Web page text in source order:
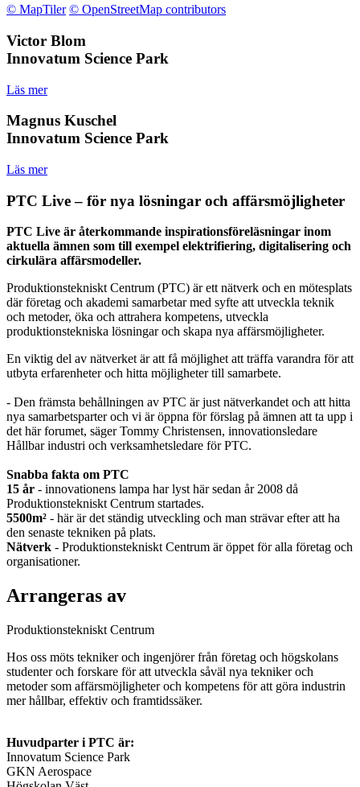
© MapTiler © OpenStreetMap contributors
Victor Blom
Innovatum Science Park
Läs mer
Magnus Kuschel
Innovatum Science Park
Läs mer
PTC Live – för nya lösningar och affärsmöjligheter
PTC Live är återkommande inspirationsföreläsningar inom
aktuella ämnen som till exempel elektrifiering, digitalisering och
cirkulära affärsmodeller.
Produktionstekniskt Centrum (PTC) är ett nätverk och en mötesplats
där företag och akademi samarbetar med syfte att utveckla teknik
och metoder, öka och attrahera kompetens, utveckla
produktionstekniska lösningar och skapa nya affärsmöjligheter.
En viktig del av nätverket är att få möjlighet att träffa varandra för att
utbyta erfarenheter och hitta möjligheter till samarbete.
- Den främsta behållningen av PTC är just nätverkandet och att hitta
nya samarbetsparter och vi är öppna för förslag på ämnen att ta upp i
det här forumet, säger Tommy Christensen, innovationsledare
Hållbar industri och verksamhetsledare för PTC.
Snabba fakta om PTC
15 år - innovationens lampa har lyst här sedan år 2008 då
Produktionstekniskt Centrum startades.
5500m² - här är det ständig utveckling och man strävar efter att ha
den senaste tekniken på plats.
Nätverk - Produktionstekniskt Centrum är öppet för alla företag och
organisationer.
Arrangeras av
Produktionstekniskt Centrum
Hos oss möts tekniker och ingenjörer från företag och högskolans
studenter och forskare för att utveckla såväl nya tekniker och
metoder som affärsmöjligheter och kompetens för att göra industrin
mer hållbar, effektiv och framtidssäker.
Huvudparter i PTC är:
Innovatum Science Park
GKN Aerospace